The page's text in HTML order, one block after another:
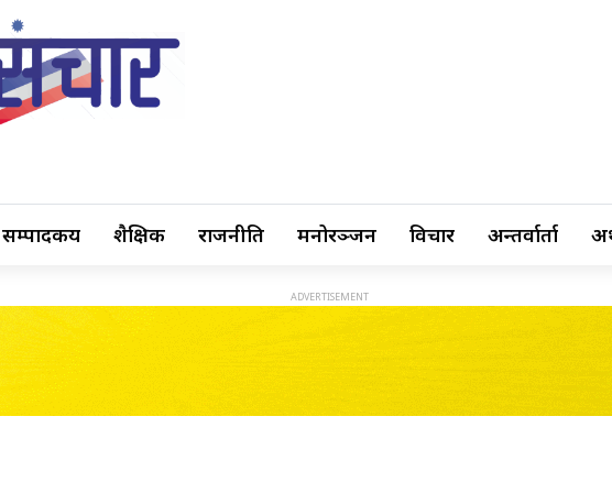
सम्पादकीय शैक्षिक राजनीति मनोरञ्जन विचार अन्तर्वार्ता